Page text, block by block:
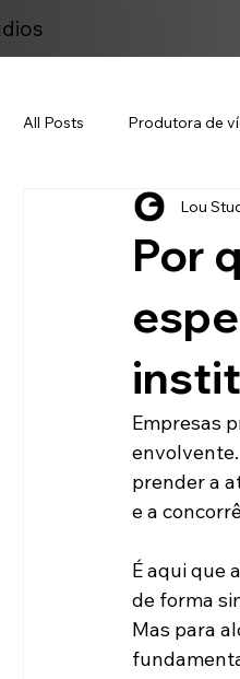
All Posts Produtora de
Marketing Digital
Por
Lou
Empresas
prender a
e a
É aqui que a
de forma
Mas para